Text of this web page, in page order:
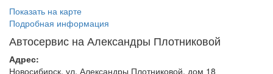
Показать на карте
Подробная информация
Автосервис на Александры Плотниковой
Адрес:
Новосибирск, ул. Александры Плотниковой, дом 18